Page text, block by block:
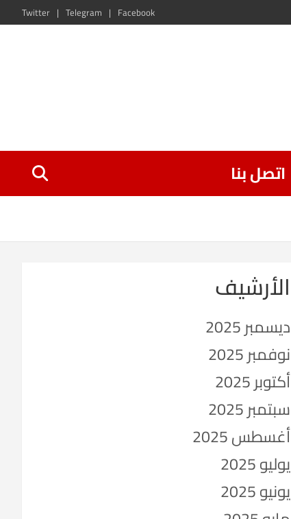
Facebook
Telegram
Twitter
اتصل بنا
الأرشيف
ديسمبر 2025
نوفمبر 2025
أكتوبر 2025
سبتمبر 2025
أغسطس 2025
يوليو 2025
يونيو 2025